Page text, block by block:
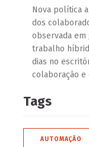
Nova política
dos
observada em
trabalho
dias no
colaboração e
Tags
AUTOMAÇÃO